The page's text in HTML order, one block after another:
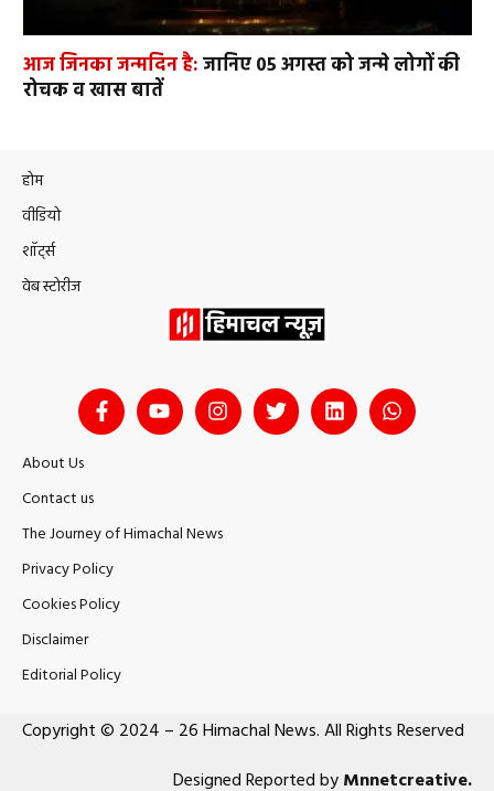
आज जिनका जन्मदिन है:जानिए 05 अगस्त को जन्मे लोगों की
रोचक व खास बातें
होम
वीडियो
शॉर्ट्स
वेब स्टोरीज
About Us
Contact us
The Journey of Himachal News
Privacy Policy
Cookies Policy
Disclaimer
Editorial Policy
Copyright © 2024 – 26 Himachal News. All Rights Reserved
Designed Reported byMnnetcreative.